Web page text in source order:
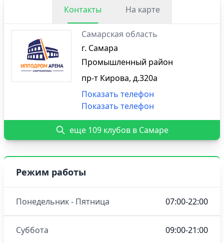
Контакты На карте
Самарская область
г. Самара
Промышленный район
пр-т Кирова, д.320а
Показать телефон
Показать телефон
еще 109 клубов в Самаре
Режим работы
Понедельник - Пятница 07:00-22:00
Суббота 09:00-21:00